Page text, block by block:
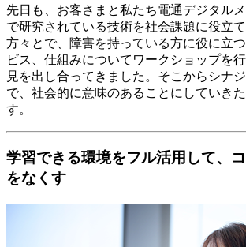
先日も、お客さまと私たち電通デジタル
で研究されている技術を社会課題に役立
方々とで、障害を持っている方に役に立
ビス、仕組みについてワークショップを
見を出し合ってきました。そこからシナ
で、社会的に意味のあることにしていき
す。
学習できる環境をフル活用して、
をなくす